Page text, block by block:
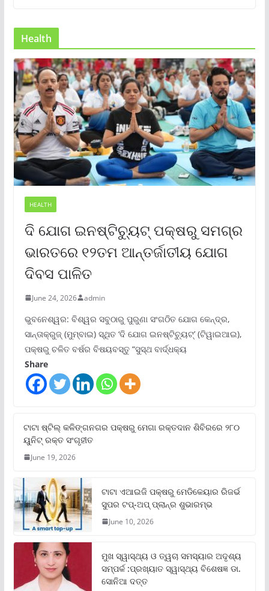
Health
HEALTH
ଦି ଯୋଗ ଇନଷ୍ଟିଚ୍ୟୁଟ୍ ପକ୍ଷରୁ ସମଗ୍ର
ଭାରତରେ ୧୨ତମ ଆନ୍ତର୍ଜାତୀୟ ଯୋଗ
ଦିବସ ପାଳିତ
June 24, 2026 admin
ଭୁବନେଶ୍ୱର: ବିଶ୍ୱର ସବୁଠାରୁ ପୁରୁଣା ସଂଗଠିତ ଯୋଗ କେନ୍ଦ୍ର,
ସାନ୍ତାକ୍ରୁଜ୍ (ମୁମ୍ବାଇ) ସ୍ଥିତ ‘ଦି ଯୋଗ ଇନଷ୍ଟିଚ୍ୟୁଟ୍‌’ (ଟିୱାଇଆଇ),
ପକ୍ଷରୁ ଚଳିତ ବର୍ଷର ବିଷୟବସ୍ତୁ “ସୁସ୍ଥ ବାର୍ଦ୍ଧକ୍ୟ
Share
ଟାଟା ଷ୍ଟିଲ୍‌ କଳିଙ୍ଗନଗର ପକ୍ଷରୁ ମେଗା ରକ୍ତଦାନ ଶିବିରରେ ୨୮୦
ୟୁନିଟ୍‌ ରକ୍ତ ସଂଗୃହୀତ
June 19, 2026
ଟାଟା ଏଆଇଜି ପକ୍ଷରୁ ମେଡିକେୟାର ରିଜର୍ଭ
ସୁପର ଟପ୍‌-ଅପ୍ ପ୍ଲାନ୍‌ର ଶୁଭାରମ୍ଭ
June 10, 2026
ମୁଖ ସ୍ୱାସ୍ଥ୍ୟ ଓ ତ୍ୱଚା ସମସ୍ୟାର ଅଦୃଶ୍ୟ
ସମ୍ପର୍କ :ପ୍ରଖ୍ୟାତ ସ୍ୱାସ୍ଥ୍ୟ ବିଶେଷଜ୍ଞ ଡା.
ସୋନିଆ ଦତ୍ତ